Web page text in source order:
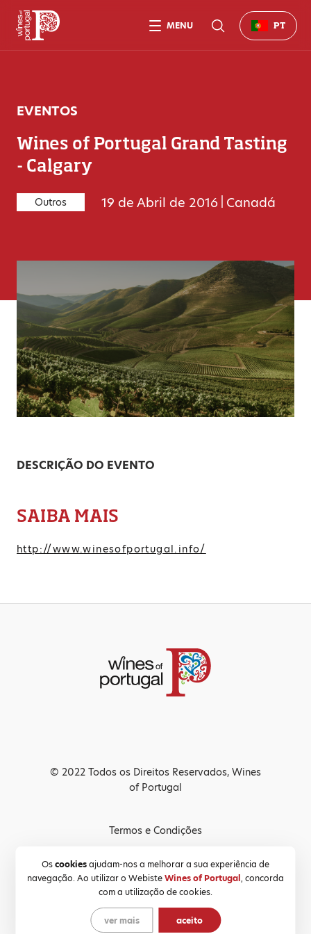
EVENTOS
Wines of Portugal Grand Tasting
- Calgary
Outros 19 de Abril de 2016 Canadá
DESCRIÇÃO DO EVENTO
SAIBA MAIS
http://www.winesofportugal.info/
MENU PT
Oscookiesajudam-nos a melhorar a sua experiência de
navegação. Ao utilizar o WebisteWines of Portugal, concorda
com a utilização de cookies.
ver mais aceito
© 2022 Todos os Direitos Reservados, Wines
of Portugal
Termos e Condições
Política de Privacidade
Política de Cookies